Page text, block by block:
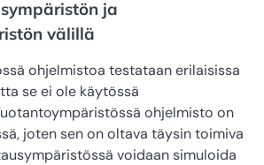
ja
välillä
ohjelmistoa testataan erilaisissa
se ei ole käytössä
ohjelmisto on
joten sen on oltava täysin toimiva
voidaan simuloida